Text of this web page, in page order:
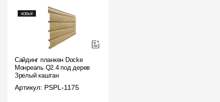
Сайдинг планкен Docke
Монреаль Q2.4 под дерево
Зрелый каштан
Артикул: PSPL-1175